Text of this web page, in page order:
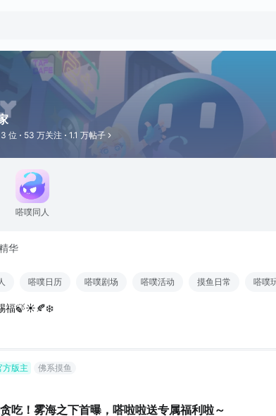
3 位 53 万关注 1.1 万帖子
嗒噗同人
华
嗒噗日历 嗒噗剧场 嗒噗活动 摸鱼日常 嗒噗
福🍃☀️🍂❄️
方版主
佛系摸鱼
吃！雾海之下首曝，嗒啦啦送专属福利啦～